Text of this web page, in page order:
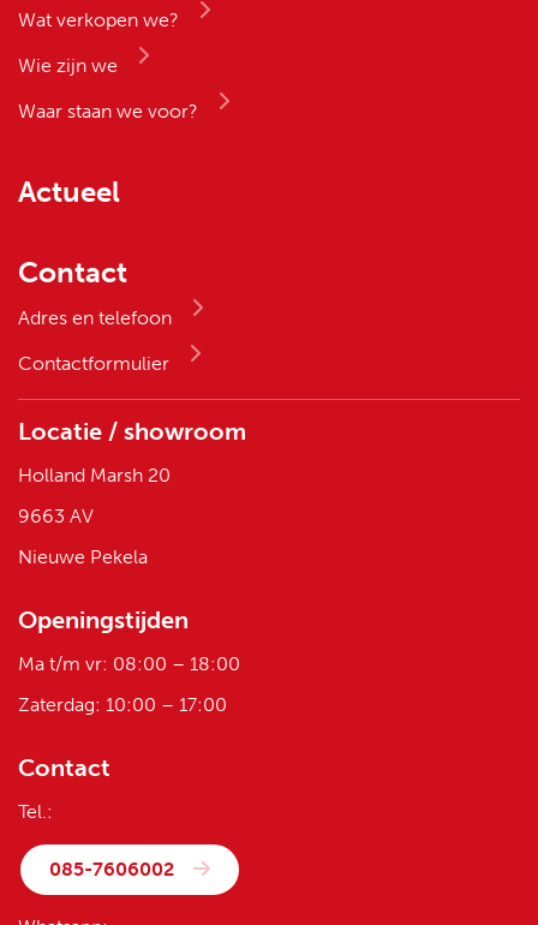
Wat verkopen we?
Wie zijn we
Waar staan we voor?
Actueel
Contact
Adres en telefoon
Contactformulier
Locatie / showroom
Holland Marsh 20
9663 AV
Nieuwe Pekela
Openingstijden
Ma t/m vr: 08:00 – 18:00
Zaterdag: 10:00 – 17:00
Contact
Tel.:
085-7606002